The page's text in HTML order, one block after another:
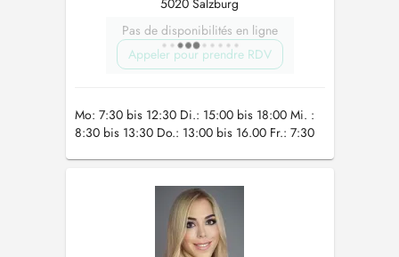
5020 Salzburg
Pas de disponibilités en ligne
Appeler pour prendre RDV
Mo: 7:30 bis 12:30 Di.: 15:00 bis 18:00 Mi. :
8:30 bis 13:30 Do.: 13:00 bis 16.00 Fr.: 7:30